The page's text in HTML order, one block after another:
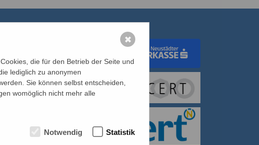
Bildungswerk Wien
Regional
Bibliothekswerk der
die für den Betrieb der Seite und
lediglich zu anonymen
Sie können selbst entscheiden,
womöglich nicht mehr alle
Notwendig Statistik
✖